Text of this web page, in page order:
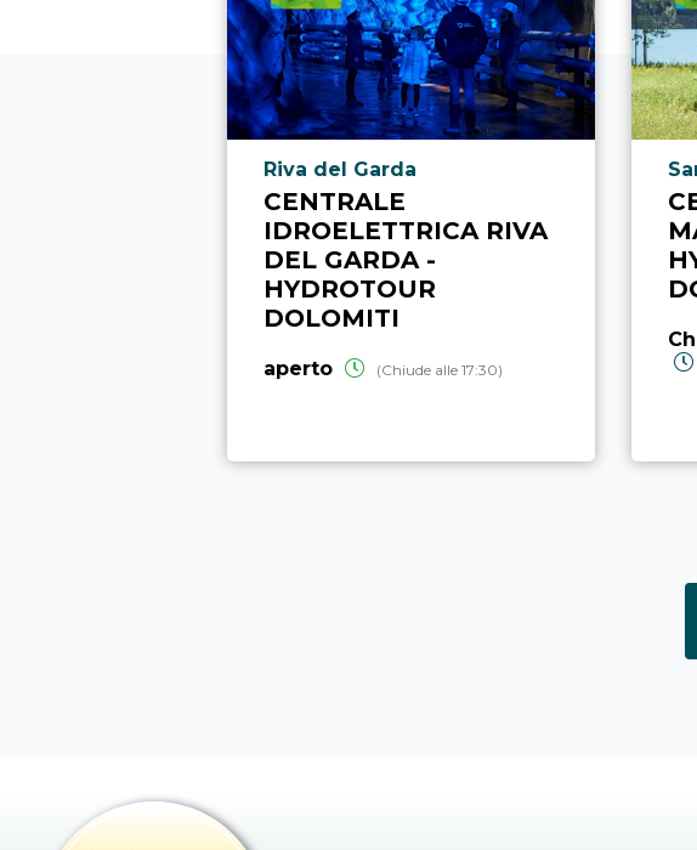
Località punto di interesse
Riva del Garda
CENTRALE
IDROELETTRICA RIVA
DEL GARDA -
HYDROTOUR
DOLOMITI
aperto (Chiude alle 17:30)